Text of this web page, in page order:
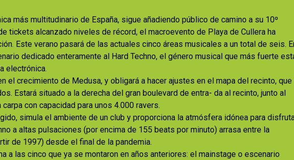
más multitudinario de España, sigue añadiendo público de camino a su 10º
tickets alcanzado niveles de récord, el macroevento de Playa de Cullera ha
Este verano pasará de las actuales cinco áreas musicales a un total de seis.
dedicado enteramente al Hard Techno, el género musical que más fuerte
electrónica.
el crecimiento de Medusa, y obligará a hacer ajustes en el mapa del recinto, que
Estará situado a la derecha del gran boulevard de entra- da al recinto, junto al
con capacidad para unos 4.000 ravers.
simula el ambiente de un club y proporciona la atmósfera idónea para
a altas pulsaciones (por encima de 155 beats por minuto) arrasa entre la
de 1997) desde el final de la pandemia.
a las cinco que ya se montaron en años anteriores: el mainstage o escenario